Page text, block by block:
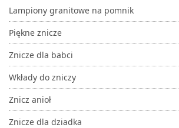
Lampiony granitowe na pomnik
Piękne znicze
Znicze dla babci
Wkłady do zniczy
Znicz anioł
Znicze dla dziadka